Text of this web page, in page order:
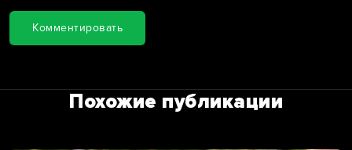
Комментировать
Похожие публикации